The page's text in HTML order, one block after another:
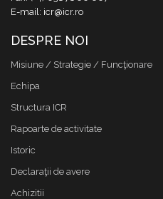
E-mail: icr@icr.ro
DESPRE NOI
Misiune / Strategie / Funcţionare
Echipa
Structura ICR
Rapoarte de activitate
Istoric
Declaraţii de avere
Achizitii